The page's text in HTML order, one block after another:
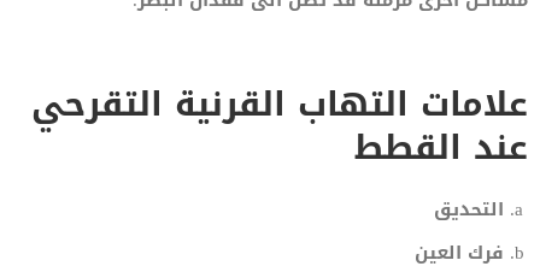
علامات التهاب القرنية التقرحي
عند القطط
التحديق
فرك العين